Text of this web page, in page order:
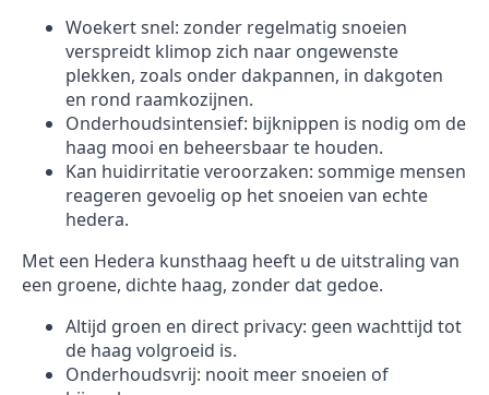
Woekert snel: zonder regelmatig snoeien
verspreidt klimop zich naar ongewenste
plekken, zoals onder dakpannen, in dakgoten
en rond raamkozijnen.
Onderhoudsintensief: bijknippen is nodig om de
haag mooi en beheersbaar te houden.
Kan huidirritatie veroorzaken: sommige mensen
reageren gevoelig op het snoeien van echte
hedera.
Met een Hedera kunsthaag heeft u de uitstraling van
een groene, dichte haag, zonder dat gedoe.
Altijd groen en direct privacy: geen wachttijd tot
de haag volgroeid is.
Onderhoudsvrij: nooit meer snoeien of